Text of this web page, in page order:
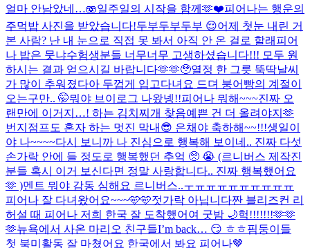
얼마 안남았네…🫨일주일의 시작을 함께🫶❤️피어나는 행운의
주먹밥 사진을 받았습니다!두부두부두부 😌어제 첫눈 내린 거
본 사람? 난 내 눈으로 직접 못 봐서 아직 안 온 걸로 할래 피어
나 밥은 뭇냐수험생분들 너무너무 고생하셨습니다!!! 모두 원
하시는 결과 얻으시길 바랍니다🫶🫶🥹열정 한 그릇 뚝딱날씨
가 많이 추워졌다아 두껍게 입고다녀요 드뎌 붕어빵의 계절이
오는구만.. 🤭뭐야 브이로그 나왔넹!!피어나 뭐해~~~진짜 오
랜만에 이거지…! 하는 김치찌개 찾음예쁜 건 더 올려야지🫶
번지점프도 혼자 하는 멋진 막내😎 은채야 축하해~~!!!생일이
야 나~~~~다시 보니까 나 진심으로 행복해 보이네.. 진짜 다섯
손가락 안에 들 정도로 행복했던 추억 🥺 😭 (르니버스 제작진
분들 혹시 이거 보신다면 정말 사랑합니다.. 진짜 행복했어요
🫶 )멘트 뭐야 감동 심해요 르니버스..ㅜㅠㅠㅠㅠㅠㅠㅠㅠㅠ
피어나 잘 다녀왔어요~~~🩵🩵젓가락 아닙니다짠 블리즈컨 리
허설 때 피어나 저희 한국 잘 도착했어여 굿밤 🌙헉!!!!!!!🫶🫶
🫶뉴욕에서 사온 마리오 친구들I’m back… 😏 ㅎㅎ핌둥이들
첫 북미활동 잘 마쳤어요 한국에서 봐요 피어나🤎